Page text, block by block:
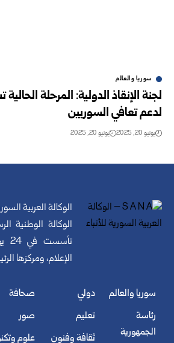
سوريا والعالم
لجنة الإنقاذ الدولية: المرحلة
لدعم تعافي السوريين
يونيو 20, 2025 يونيو 20, 2025
الوكالة العربية
الوكالة الوطنية
الإعلام، ومركزها
سوريا والعالم
رئاسة
الجمهورية
دولي
تعليم
ثقافة وفنون
صحافة
صور
علوم